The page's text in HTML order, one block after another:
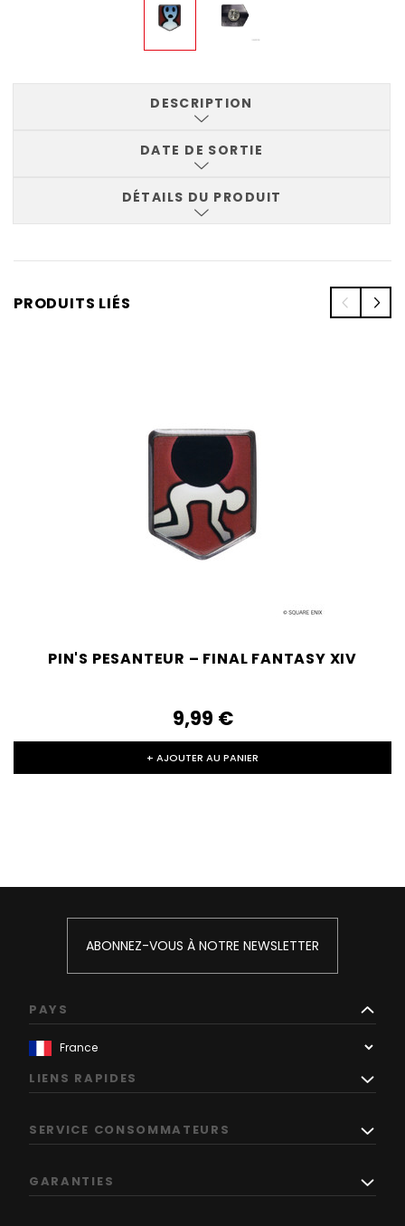
DESCRIPTION
DATE DE SORTIE
DÉTAILS DU PRODUIT
PRODUITS LIÉS
PIN'S PESANTEUR – FINAL FANTASY XIV
9,99‎ ‎€
+ AJOUTER AU PANIER
ABONNEZ-VOUS À NOTRE NEWSLETTER
PAYS
LIENS RAPIDES
SERVICE CONSOMMATEURS
GARANTIES